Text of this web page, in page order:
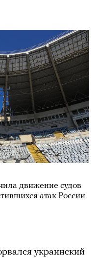
движение судов
атак России
украинский